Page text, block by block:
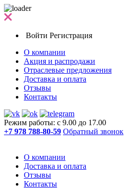
Войти Регистрация
О компании
Акция и распродажи
Отраслевые предложения
Доставка и оплата
Отзывы
Контакты
Режим работы: с 9.00 до 17.00
+7 978 788-80-59 Обратный звонок
О компании
Доставка и оплата
Отзывы
Контакты